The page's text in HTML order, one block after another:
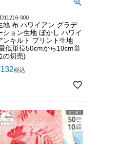
300
地 布 ハワイアン グラデ
ション生地 ぼかし ハワイ
ンキルト プリント生地
低単位50cmから10cm単
の切売)
132税込